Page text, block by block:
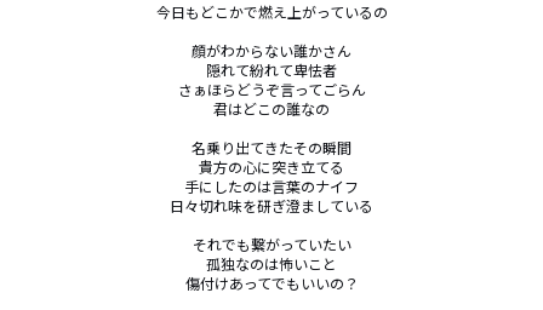
今日もどこかで燃え上がっているの
顔がわからない誰かさん
隠れて紛れて卑怯者
さぁほらどうぞ言ってごらん
君はどこの誰なの
名乗り出てきたその瞬間
貴方の心に突き立てる
手にしたのは言葉のナイフ
日々切れ味を研ぎ澄ましている
それでも繋がっていたい
孤独なのは怖いこと
傷付けあってでもいいの？